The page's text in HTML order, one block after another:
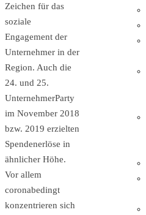
Zeichen für das
soziale
Engagement der
Unternehmer in der
Region. Auch die
24. und 25.
UnternehmerParty
im November 2018
bzw. 2019 erzielten
Spendenerlöse in
ähnlicher Höhe.
Vor allem
coronabedingt
konzentrieren sich